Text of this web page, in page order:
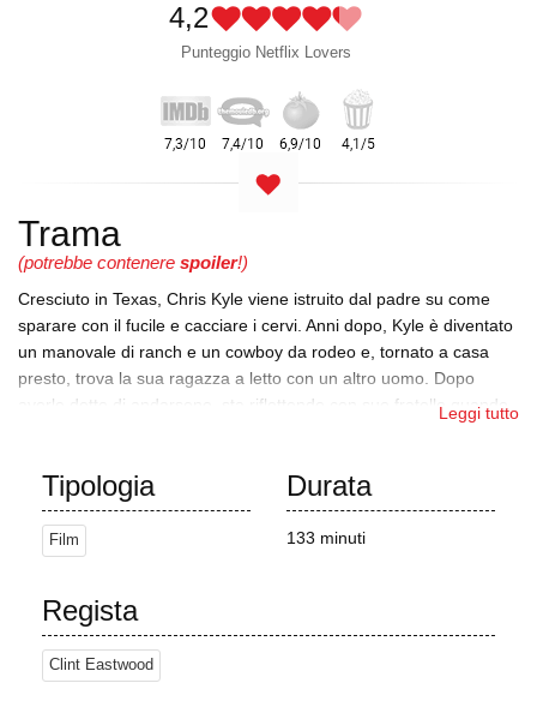
4,2
Punteggio Netflix Lovers
Trama
(potrebbe contenere spoiler!)
Cresciuto in Texas, Chris Kyle viene istruito dal padre su come
sparare con il fucile e cacciare i cervi. Anni dopo, Kyle è diventato
un manovale di ranch e un cowboy da rodeo e, tornato a casa
presto, trova la sua ragazza a letto con un altro uomo. Dopo
averle detto di andarsene, sta riflettendo con suo fratello quando
speciale e diventa un cecchino degli U.S. Navy SEALs.
Kyle incontra Taya Studebaker in un bar e i due si sposano
presto. Viene inviato in Iraq dopo gli attacchi dell'11 settembre. Le
hanno attaccato i Marines americani in pattuglia con una granata
anticarro RKG-3 di fabbricazione russa. Kyle è visibilmente
sconvolto dall'esperienza, ma in seguito si guadagna il
soprannome di "Leggenda" per le sue numerose uccisioni.
Leggi tutto
Tipologia
Film
Durata
133 minuti
Regista
Clint Eastwood